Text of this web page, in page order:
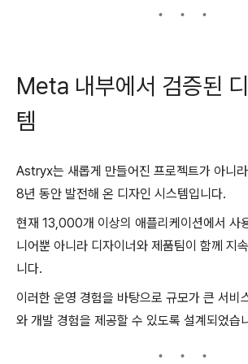
Meta 내부에서 검증된
템
Astryx는 새롭게 만들어진 프로젝트가 아니
8년 동안 발전해 온 디자인 시스템입니다.
현재 13,000개 이상의 애플리케이션에서 사
니어뿐 아니라 디자이너와 제품팀이 함께 지
니다.
이러한 운영 경험을 바탕으로 규모가 큰 서비
와 개발 경험을 제공할 수 있도록 설계되었습